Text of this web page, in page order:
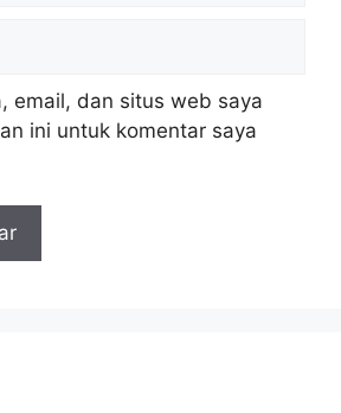
email, dan situs web saya
ini untuk komentar saya